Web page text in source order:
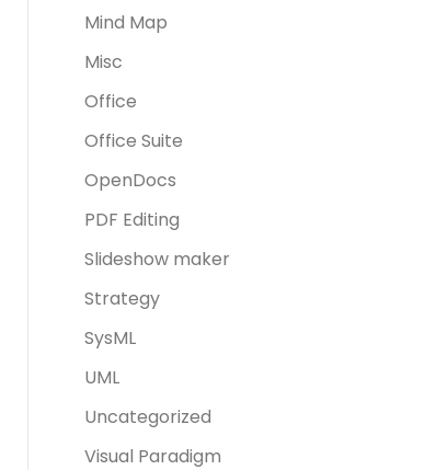
Mind Map
Misc
Office
Office Suite
OpenDocs
PDF Editing
Slideshow maker
Strategy
SysML
UML
Uncategorized
Visual Paradigm